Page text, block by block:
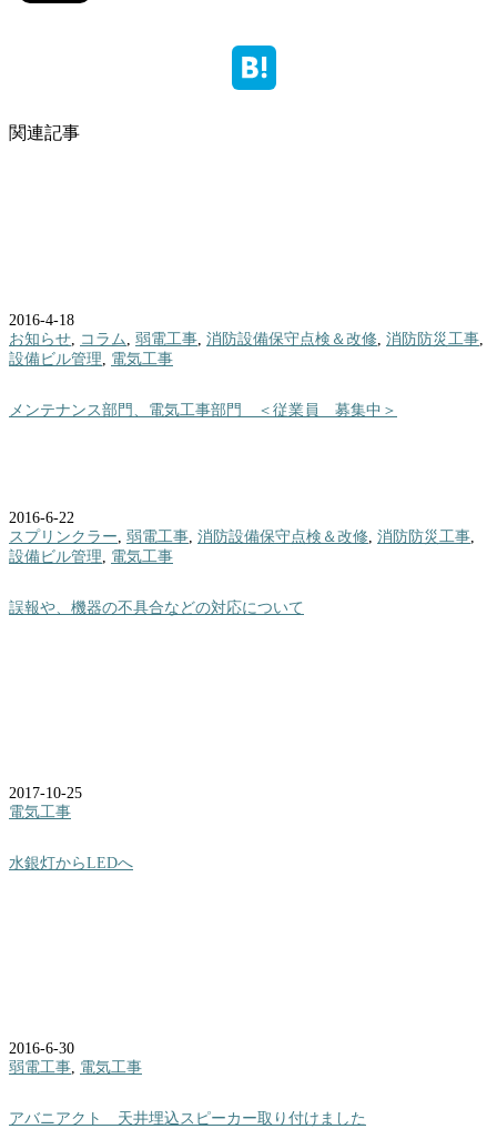
関連記事
2016-4-18
お知らせ, コラム, 弱電工事, 消防設備保守点検＆改修, 消防防災工事,
設備ビル管理, 電気工事
メンテナンス部門、電気工事部門 ＜従業員 募集中＞
2016-6-22
スプリンクラー, 弱電工事, 消防設備保守点検＆改修, 消防防災工事,
設備ビル管理, 電気工事
誤報や、機器の不具合などの対応について
2017-10-25
電気工事
水銀灯からLEDへ
2016-6-30
弱電工事, 電気工事
アバニアクト 天井埋込スピーカー取り付けました